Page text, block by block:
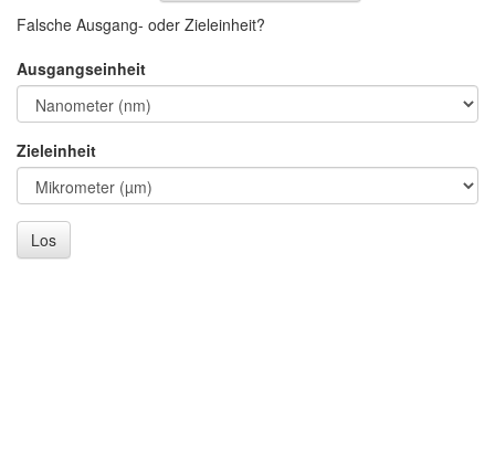
Falsche Ausgang- oder Zieleinheit?
Ausgangseinheit
Zieleinheit
Los